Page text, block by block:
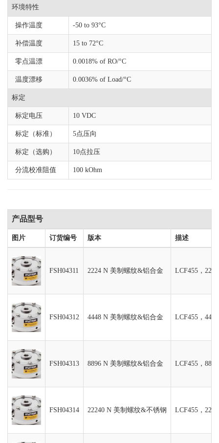
环境特性
操作温度 -50 to 93°C
补偿温度 15 to 72°C
零点温漂 0.0018% of RO/°C
温度漂移 0.0036% of Load/°C
标定
标定电压 10 VDC
标定（标准） 5点压向
标定（选购） 10点拉压
分流校准阻值 100 kOhm
产品型号
图片 订货编号 版本 描述
FSH04311 2224 N 美制螺纹&铝合金 LCF455，
FSH04312 4448 N 美制螺纹&铝合金 LCF455，
FSH04313 8896 N 美制螺纹&铝合金 LCF455，
FSH04314 22240 N 美制螺纹&不锈钢 LCF455，